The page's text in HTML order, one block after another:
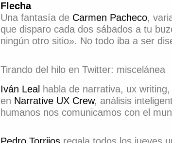
Flecha
Una fantasía de Carmen Pacheco,
que disparo cada dos sábados a tu
ningún otro sitio». No todo iba a ser
Tirando del hilo en Twitter: miscelánea
Iván Leal habla de narrativa, ux
en Narrative UX Crew, análisis
humanos nos comunicamos con el